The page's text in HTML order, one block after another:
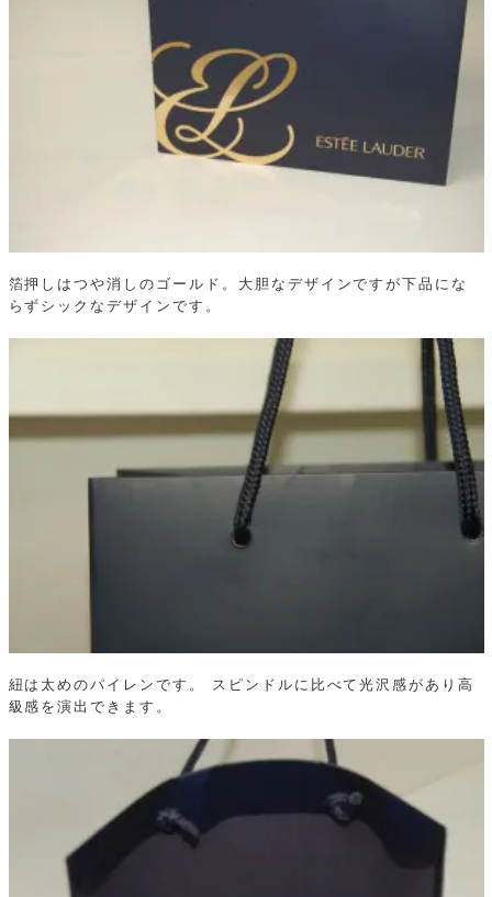
箔押しはつや消しのゴールド。大胆なデザインですが下品にな
らずシックなデザインです。
紐は太めのパイレンです。
スピンドルに比べて光沢感があり高
級感を演出できます。